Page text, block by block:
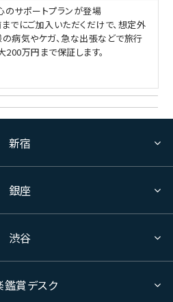
のサポートプランが登場
でにご加入いただくだけで、想定外
病気やケガ、急な出張などで旅行
万円まで保証します。
新宿
銀座
渋谷
鑑賞デスク